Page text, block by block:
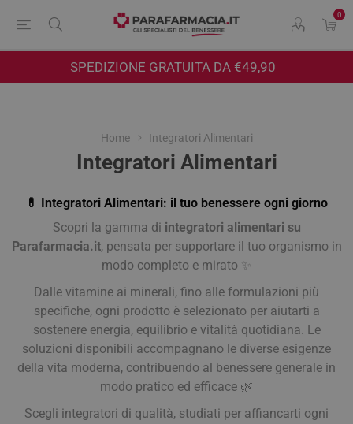
0
SPEDIZIONE GRATUITA DA €49,90
Home Integratori Alimentari
Integratori Alimentari
💊 Integratori Alimentari: il tuo benessere ogni giorno
Scopri la gamma di integratori alimentari su
Parafarmacia.it, pensata per supportare il tuo organismo in
modo completo e mirato ✨
Dalle vitamine ai minerali, fino alle formulazioni più
specifiche, ogni prodotto è selezionato per aiutarti a
sostenere energia, equilibrio e vitalità quotidiana. Le
soluzioni disponibili accompagnano le diverse esigenze
della vita moderna, contribuendo al benessere generale in
modo pratico ed efficace 🌿
Scegli integratori di qualità, studiati per affiancarti ogni